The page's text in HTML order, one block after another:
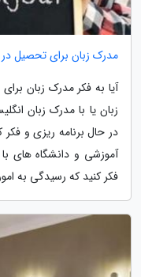
مدرک زبان برای تحصیل در
آیا به فکر مدرک زبان
زبان یا با مدرک زبان
در حال برنامه ریزی و
آموزشی و دانشگاه های با
فکر کنید که رسیدگی به